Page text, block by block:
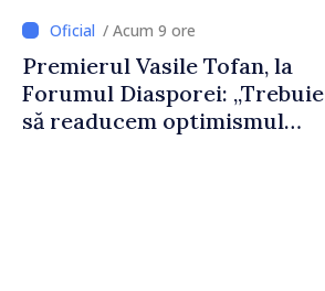
dumneavoastră pentru a
construi comunități mai
puternice”
/ Acum 9 ore
Premierul Vasile Tofan, la
Forumul Diasporei: „Trebuie
să readucem optimismul